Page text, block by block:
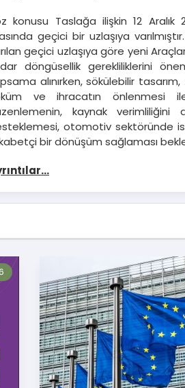
konusu Taslağa ilişkin 12
geçici bir uzlaşıya
geçici uzlaşıya göre yeni
döngüsellik gerekliliklerini
alınırken, sökülebilir
ve ihracatın önlenmesi
kaynak verimliliğini
otomotiv sektöründe
bir dönüşüm sağlaması